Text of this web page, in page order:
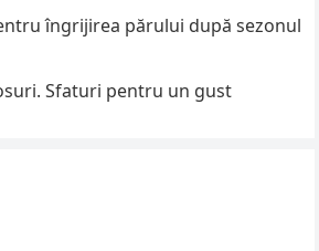
îngrijirea părului după sezonul
Sfaturi pentru un gust